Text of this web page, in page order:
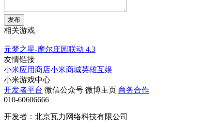
发布
相关游戏
元梦之星-摩尔庄园联动 4.3
友情链接
小米应用商店小米商城英雄互娱
小米游戏中心
开发者平台 微信公众号 微博主页 商务合作
010-60606666
开发者：北京瓦力网络科技有限公司